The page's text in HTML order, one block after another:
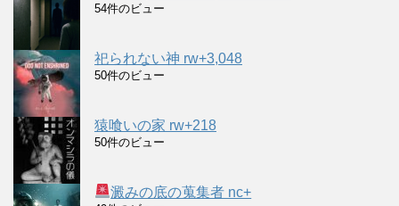
54件のビュー
祀られない神 rw+3,048
50件のビュー
猿喰いの家 rw+218
50件のビュー
澱みの底の蒐集者 nc+